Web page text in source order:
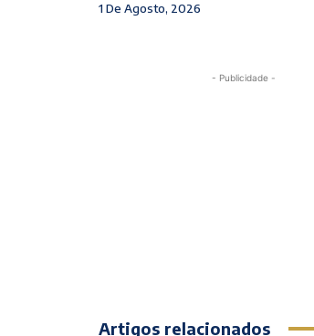
1 De Agosto, 2026
- Publicidade -
Artigos relacionados